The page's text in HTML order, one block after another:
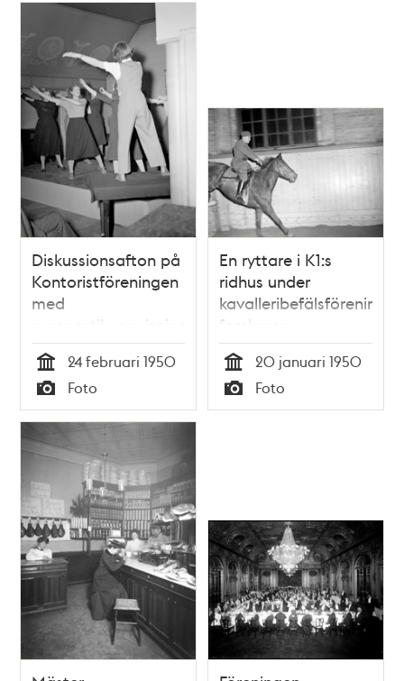
Diskussionsafton på
Kontoristföreningen
med
gymnastikuppvisning
Tid
24 februari 1950
Typ
Foto
En ryttare i K1:s
ridhus under
femkamp
Tid
20 januari 1950
Typ
Foto